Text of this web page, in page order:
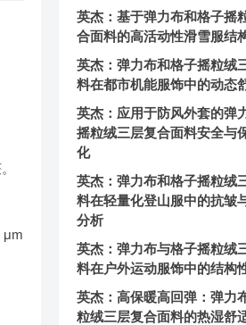
μm
英杰：基于弹力布和格子摇
合面料的高活动性滑雪服结
英杰：弹力布和格子摇粒绒
料在都市机能服饰中的动态
英杰：应用于防风外套的弹
摇粒绒三层复合面料安全与
化
英杰：弹力布和格子摇粒绒
料在轻量化登山服中的抗皱
分析
英杰：弹力布与格子摇粒绒
料在户外运动服饰中的结构
英杰：高保暖高回弹：弹力
粒绒三层复合面料的热湿舒